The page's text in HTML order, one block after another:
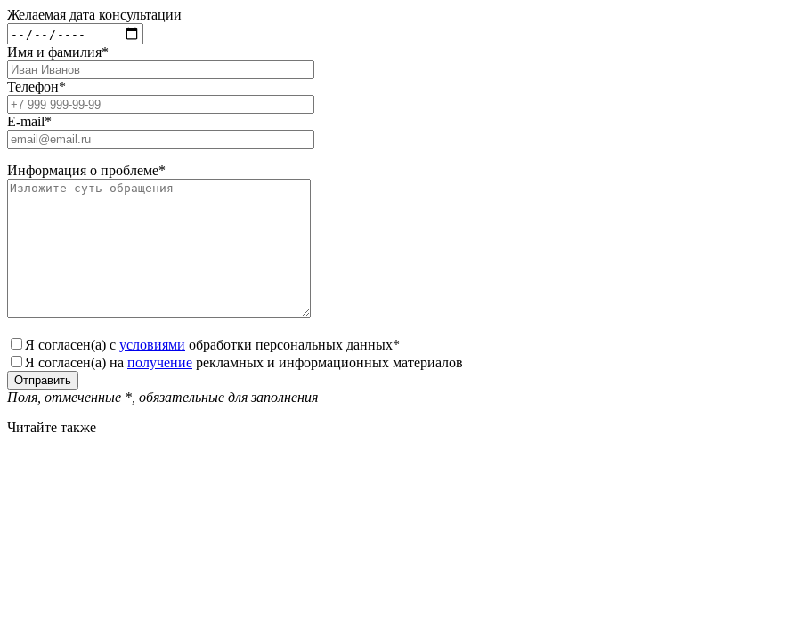
Желаемая дата консультации
Имя и фамилия*
Телефон*
E-mail*
Информация о проблеме*
Я согласен(а) с условиями обработки персональных данных*
Я согласен(а) на получение рекламных и информационных материалов
Поля, отмеченные *, обязательные для заполнения
Читайте также